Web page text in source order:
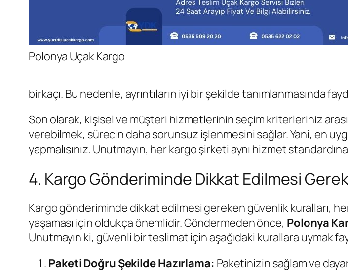
Polonya Uçak Kargo
birkaçı. Bu nedenle, ayrıntıların iyi bir şekilde tanımlanmasında
Son olarak, kişisel ve müşteri hizmetlerinin seçim kriterleriniz
verebilmek, sürecin daha sorunsuz işlenmesini sağlar. Yani, en
yapmalısınız. Unutmayın, her kargo şirketi aynı hizmet
4. Kargo Gönderiminde Dikkat Edilmesi
Kargo gönderiminde dikkat edilmesi gereken güvenlik kuralları,
yaşaması için oldukça önemlidir. Göndermeden önce, Polonya
Unutmayın ki, güvenli bir teslimat için aşağıdaki kurallara uymak
Paketi Doğru Şekilde Hazırlama: Paketinizin sağlam ve